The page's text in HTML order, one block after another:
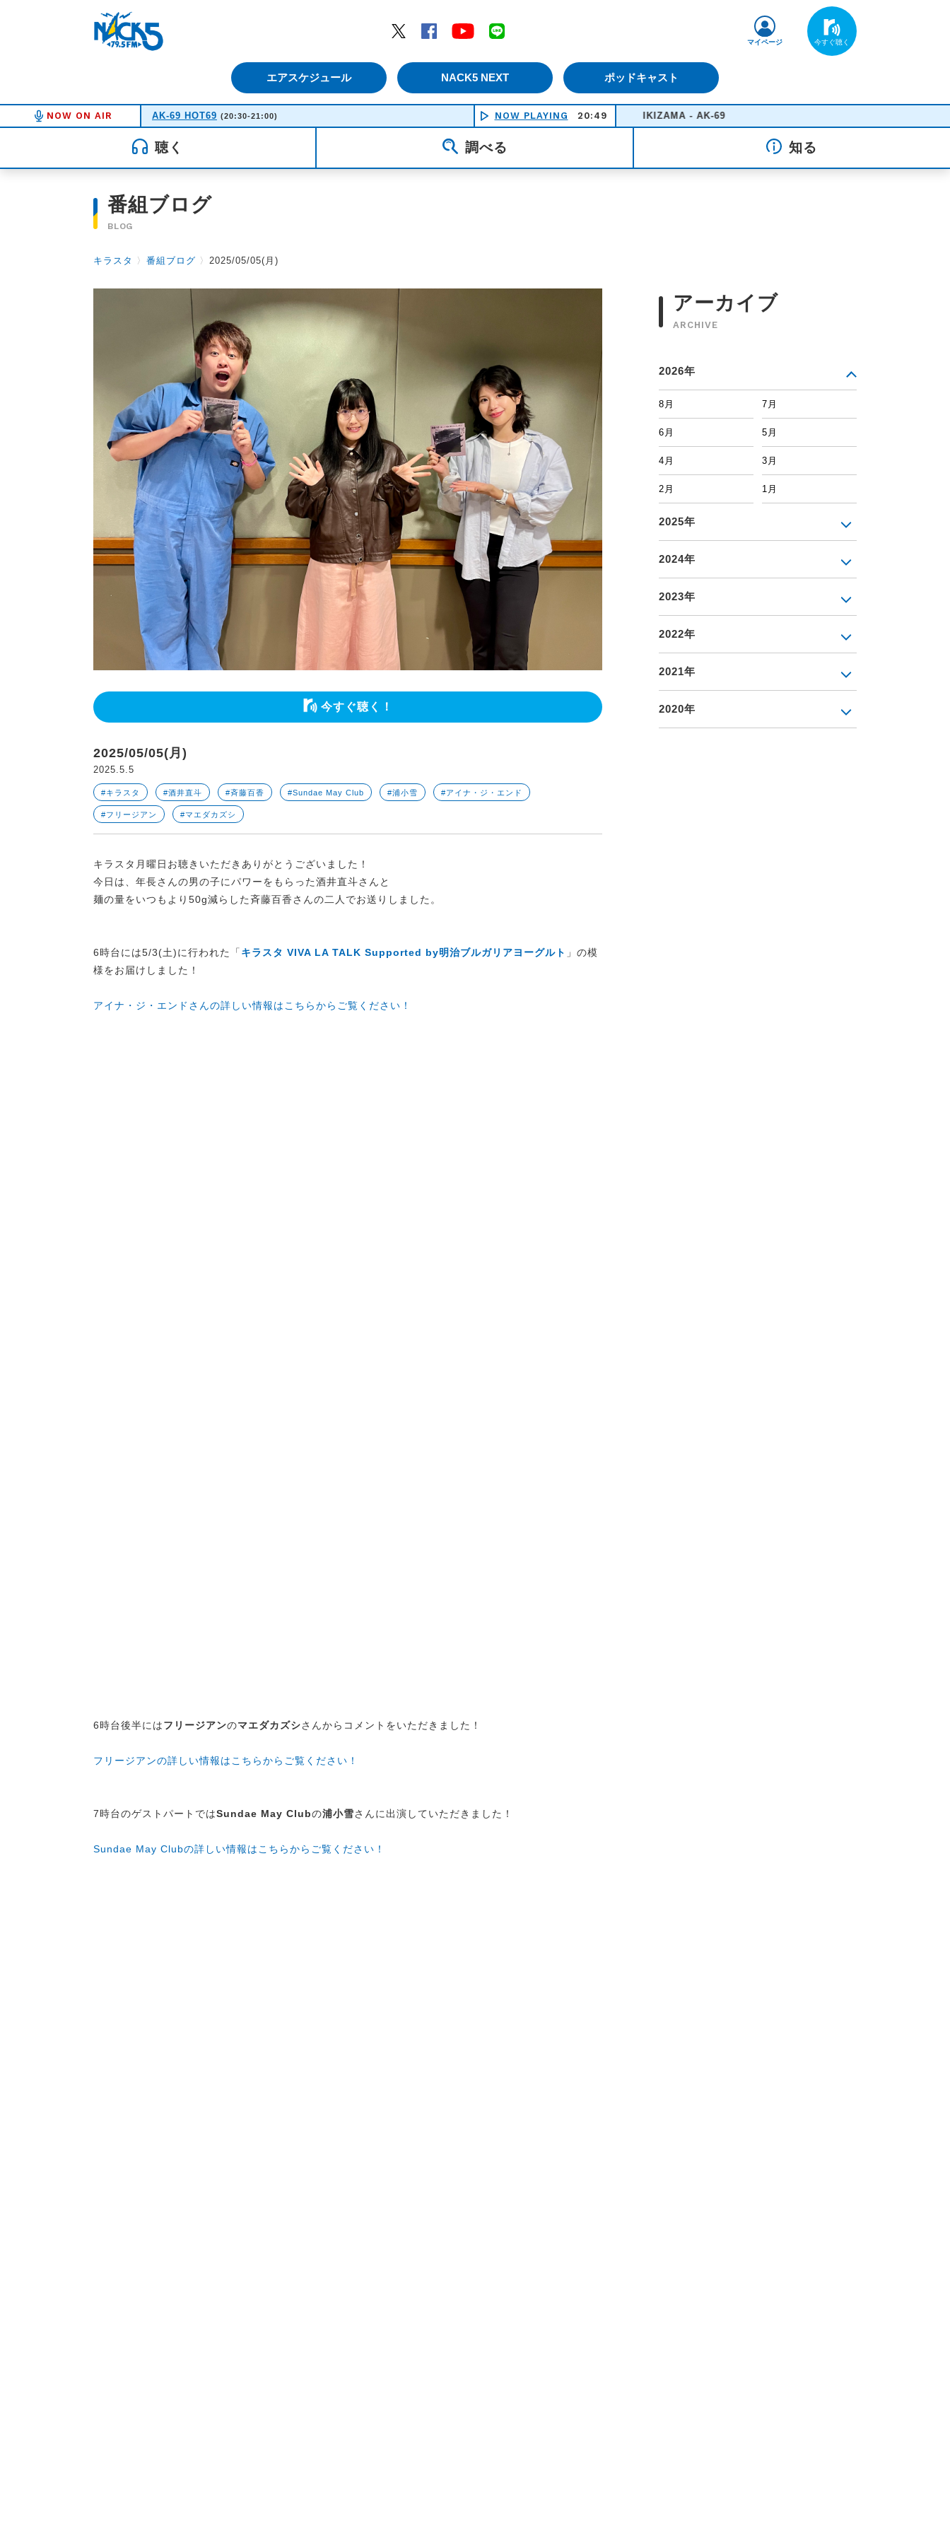
Twitter
Facebook YouTube
エアスケジュール NACK5 NEXT ポッドキャスト
マイページ
NOW ON AIR AK-69 HOT69 (20:30-21:00) NOW PLAYING 20:49IKIZAMA - AK-69
聴く 調べる 知る
番組ブログ
BLOG
キラスタ 〉 番組ブログ 〉 2025/05/05(月)
今すぐ聴く！
2025/05/05(月)
2025.5.5
#キラスタ #酒井直斗 #斉藤百香 #Sundae May Club #浦小雪 #アイナ・ジ・エンド
#フリージアン #マエダカズシ
キラスタ月曜日お聴きいただきありがとうございました！
今日は、年長さんの男の子にパワーをもらった酒井直斗さんと
麺の量をいつもより50g減らした斉藤百香さんの二人でお送りしました。
6時台には5/3(土)に行われた「 キラスタ VIVA LA TALK Supported by明治ブルガリアヨーグルト 」の模
様をお届けしました！
アイナ・ジ・エンドさんの詳しい情報はこちらからご覧ください！
6時台後半にはフリージアンのマエダカズシさんからコメントをいただきました！
フリージアンの詳しい情報はこちらからご覧ください！
7時台のゲストパートではSundae May Clubの浦小雪さんに出演していただきました！
Sundae May Clubの詳しい情報はこちらからご覧ください！
アーカイブ
ARCHIVE
2026年
8月 7月
6月 5月
4月 3月
2月 1月
2025年
2024年
2023年
2022年
2021年
2020年